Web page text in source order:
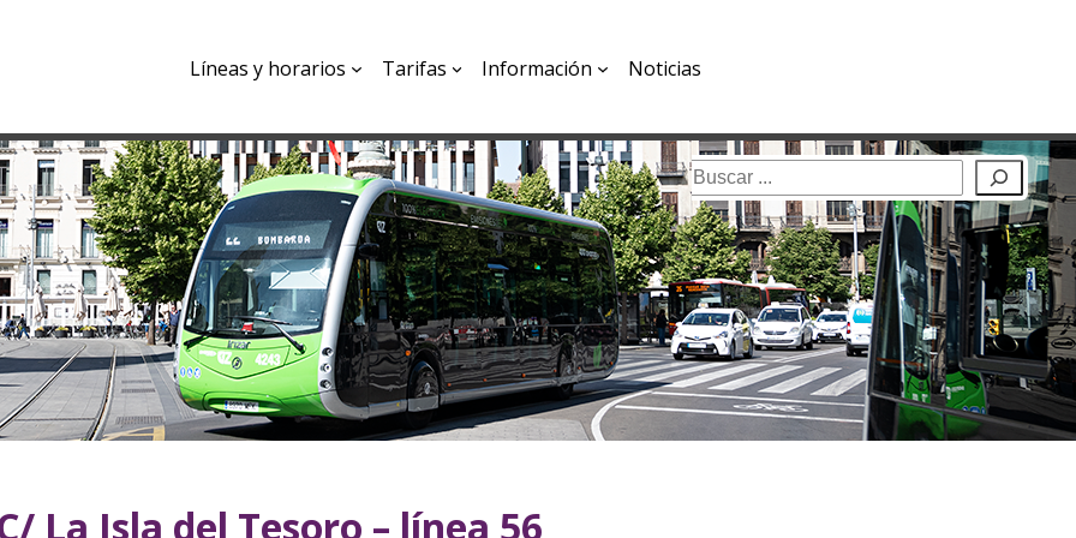
Líneas y horarios Tarifas Información Noticias
Buscar
La Isla del Tesoro – línea 56